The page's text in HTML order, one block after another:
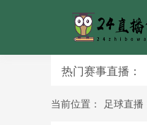
热门赛事直播：
当前位置： 足球直播